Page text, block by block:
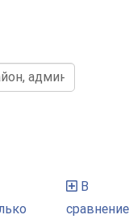
В
сравнение